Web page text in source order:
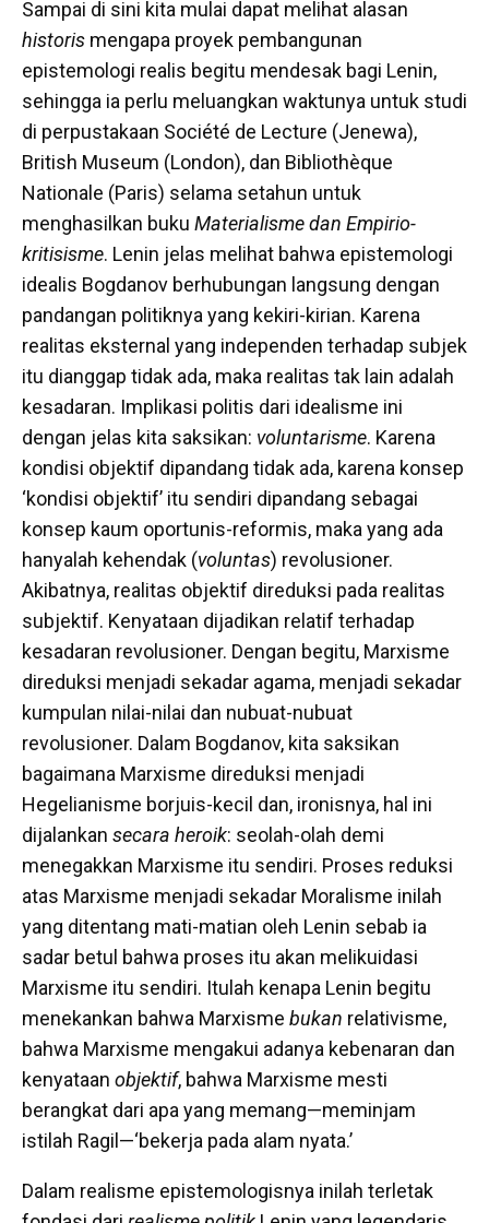
Sampai di sini kita mulai dapat melihat alasan
historis mengapa proyek pembangunan
epistemologi realis begitu mendesak bagi Lenin,
sehingga ia perlu meluangkan waktunya untuk studi
di perpustakaan Société de Lecture (Jenewa),
British Museum (London), dan Bibliothèque
Nationale (Paris) selama setahun untuk
menghasilkan buku Materialisme dan Empirio-
kritisisme. Lenin jelas melihat bahwa epistemologi
idealis Bogdanov berhubungan langsung dengan
pandangan politiknya yang kekiri-kirian. Karena
realitas eksternal yang independen terhadap subjek
itu dianggap tidak ada, maka realitas tak lain adalah
kesadaran. Implikasi politis dari idealisme ini
dengan jelas kita saksikan: voluntarisme. Karena
kondisi objektif dipandang tidak ada, karena konsep
‘kondisi objektif’ itu sendiri dipandang sebagai
konsep kaum oportunis-reformis, maka yang ada
hanyalah kehendak (voluntas) revolusioner.
Akibatnya, realitas objektif direduksi pada realitas
subjektif. Kenyataan dijadikan relatif terhadap
kesadaran revolusioner. Dengan begitu, Marxisme
direduksi menjadi sekadar agama, menjadi sekadar
kumpulan nilai-nilai dan nubuat-nubuat
revolusioner. Dalam Bogdanov, kita saksikan
bagaimana Marxisme direduksi menjadi
Hegelianisme borjuis-kecil dan, ironisnya, hal ini
dijalankan secara heroik: seolah-olah demi
menegakkan Marxisme itu sendiri. Proses reduksi
atas Marxisme menjadi sekadar Moralisme inilah
yang ditentang mati-matian oleh Lenin sebab ia
sadar betul bahwa proses itu akan melikuidasi
Marxisme itu sendiri. Itulah kenapa Lenin begitu
menekankan bahwa Marxisme bukan relativisme,
bahwa Marxisme mengakui adanya kebenaran dan
kenyataan objektif, bahwa Marxisme mesti
berangkat dari apa yang memang—meminjam
istilah Ragil—‘bekerja pada alam nyata.’
Dalam realisme epistemologisnya inilah terletak